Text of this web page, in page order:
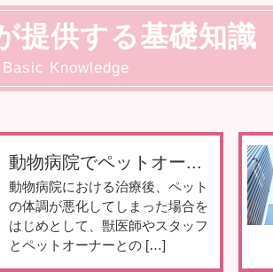
提供する基礎知識
Basic Knowledge
動物病院でペットオー...
動物病院における治療後、ペット
の体調が悪化してしまった場合を
はじめとして、獣医師やスタッフ
とペットオーナーとの […]